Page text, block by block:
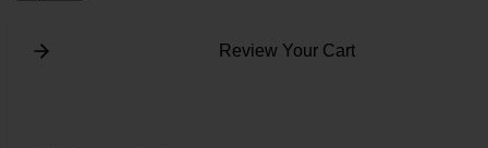
Review Your Cart